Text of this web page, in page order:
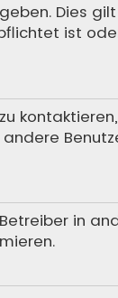
Dies
ist
in